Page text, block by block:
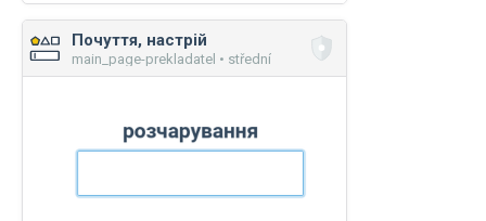
Почуття, настрій
main_page-prekladatel • střední